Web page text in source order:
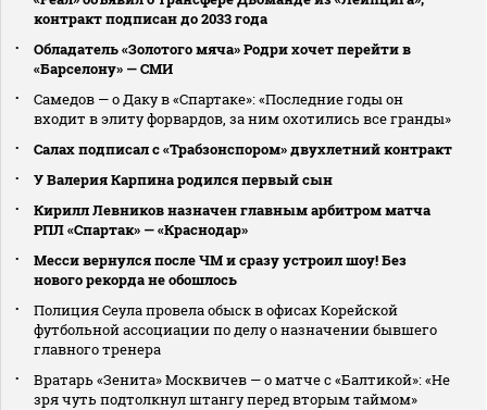
контракт подписан до 2033 года
Обладатель «Золотого мяча» Родри хочет перейти в
«Барселону» — СМИ
Самедов — о Даку в «Спартаке»: «Последние годы он
входит в элиту форвардов, за ним охотились все гранды»
Салах подписал с «Трабзонспором» двухлетний контракт
У Валерия Карпина родился первый сын
Кирилл Левников назначен главным арбитром матча
РПЛ «Спартак» — «Краснодар»
Месси вернулся после ЧМ и сразу устроил шоу! Без
нового рекорда не обошлось
Полиция Сеула провела обыск в офисах Корейской
футбольной ассоциации по делу о назначении бывшего
главного тренера
Вратарь «Зенита» Москвичев — о матче с «Балтикой»: «Не
зря чуть подтолкнул штангу перед вторым таймом»